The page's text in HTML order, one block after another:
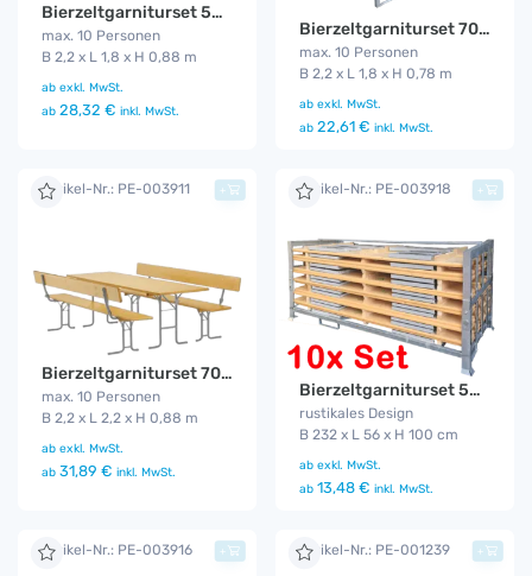
Bierzeltgarniturset 50 cm mit Lehne Gala
max. 10 Personen
B 2,2 x L 1,8 x H 0,88 m
ab exkl. MwSt.
ab 28,32 € inkl. MwSt.
Bierzeltgarniturset 70 cm Gala
max. 10 Personen
B 2,2 x L 1,8 x H 0,78 m
ab exkl. MwSt.
ab 22,61 € inkl. MwSt.
Artikel-Nr.: PE-003911
Bierzeltgarniturset 70 cm Lehne Gala
max. 10 Personen
B 2,2 x L 2,2 x H 0,88 m
ab exkl. MwSt.
ab 31,89 € inkl. MwSt.
+ Artikel-Nr.: PE-003918
Bierzeltgarniturset 50 cm Gala 10er Set
rustikales Design
B 232 x L 56 x H 100 cm
ab exkl. MwSt.
ab 13,48 € inkl. MwSt.
+
Artikel-Nr.: PE-003916 + Artikel-Nr.: PE-001239 +